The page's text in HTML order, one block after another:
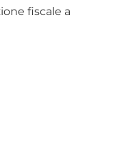
fiscale a